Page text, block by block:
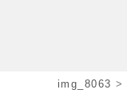
img_8063 >